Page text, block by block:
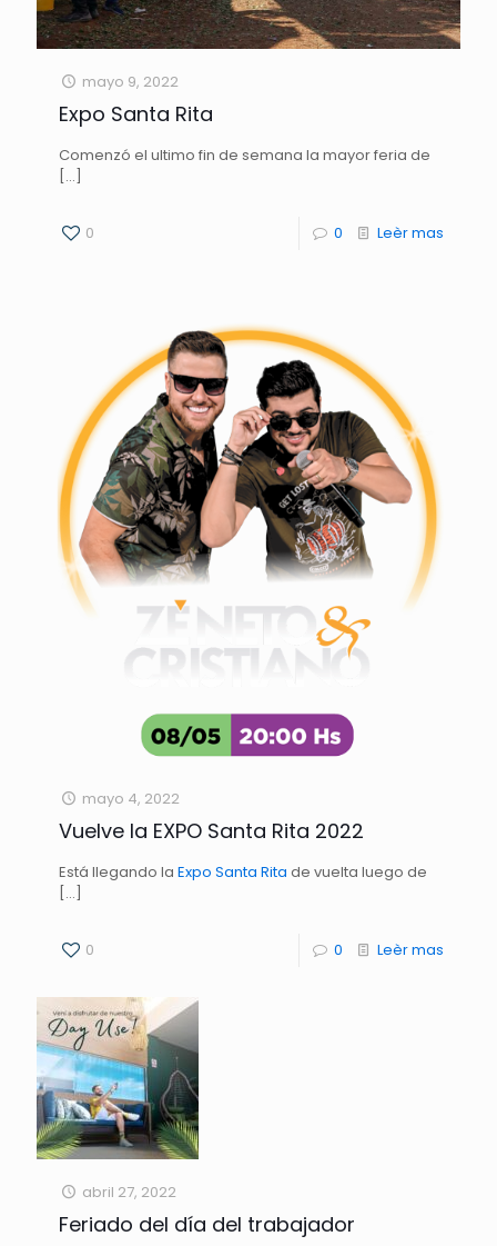
mayo 9, 2022
Expo Santa Rita
Comenzó el ultimo fin de semana la mayor feria de
[…]
0 0 Leèr mas
mayo 4, 2022
Vuelve la EXPO Santa Rita 2022
Está llegando la Expo Santa Rita de vuelta luego de
[…]
0 0 Leèr mas
abril 27, 2022
Feriado del día del trabajador